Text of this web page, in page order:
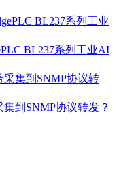
BL237系列工业AI
到SNMP协议转发？